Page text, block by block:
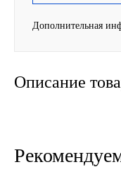
Новоуфимский НПЗ
РОСНЕФТЬ
Дополнительная
Описание